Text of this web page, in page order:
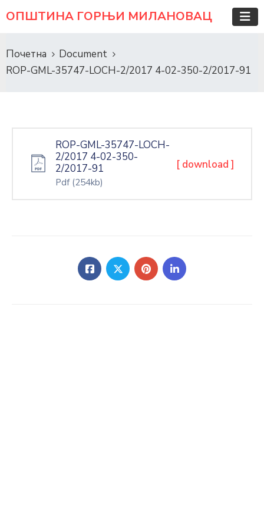
ОПШТИНА ГОРЊИ МИЛАНОВАЦ
Почетна
Document
ROP-GML-35747-LOCH-2/2017 4-02-350-2/2017-91
ROP-GML-35747-LOCH-
2/2017 4-02-350-
2/2017-91
Pdf (254kb)
[ download ]